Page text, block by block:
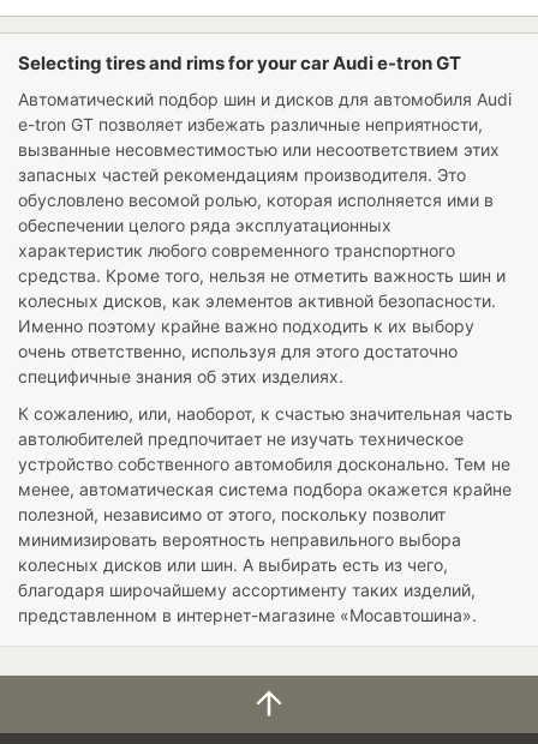
Selecting tires and rims for your car Audi e-tron GT
Автоматический подбор шин и дисков для автомобиля Audi
e-tron GT позволяет избежать различные неприятности,
вызванные несовместимостью или несоответствием этих
запасных частей рекомендациям производителя. Это
обусловлено весомой ролью, которая исполняется ими в
обеспечении целого ряда эксплуатационных
характеристик любого современного транспортного
средства. Кроме того, нельзя не отметить важность шин и
колесных дисков, как элементов активной безопасности.
Именно поэтому крайне важно подходить к их выбору
очень ответственно, используя для этого достаточно
специфичные знания об этих изделиях.
К сожалению, или, наоборот, к счастью значительная часть
автолюбителей предпочитает не изучать техническое
устройство собственного автомобиля досконально. Тем не
менее, автоматическая система подбора окажется крайне
полезной, независимо от этого, поскольку позволит
минимизировать вероятность неправильного выбора
колесных дисков или шин. А выбирать есть из чего,
благодаря широчайшему ассортименту таких изделий,
представленном в интернет-магазине «Мосавтошина».